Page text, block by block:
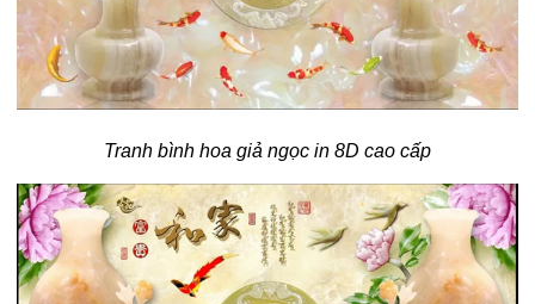
Tranh bình hoa giả ngọc in 8D cao cấp